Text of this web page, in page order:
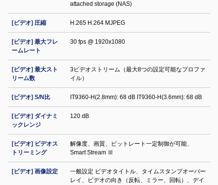
attached storage (NAS)
[ビデオ] 圧縮 H.265 H.264 MJPEG
[ビデオ] 最大フレ
ームレート
30 fps @ 1920x1080
[ビデオ] 最大スト
リーム数
3ビデオストリーム（最大8つの設定可能なプロファ
イル）
[ビデオ] S/N比 IT9360-H(2.8mm): 68 dB IT9360-H(3.6mm): 68 dB
[ビデオ] ダイナミ
ックレンジ
120 dB
[ビデオ] ビデオス
トリーミング
解像度、画質、ビットレート一定制御が可能、
Smart Stream Ⅲ
[ビデオ] 画像設定
一般設定 ビデオタイトル、タイムスタンプオーバー
レイ、ビデオの向き（反転、ミラー、回転）、デイ